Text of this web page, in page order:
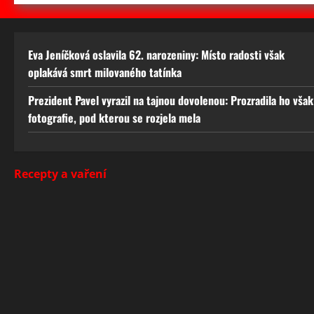
Eva Jeníčková oslavila 62. narozeniny: Místo radosti však
oplakává smrt milovaného tatínka
Prezident Pavel vyrazil na tajnou dovolenou: Prozradila ho však
fotografie, pod kterou se rozjela mela
Recepty a vaření